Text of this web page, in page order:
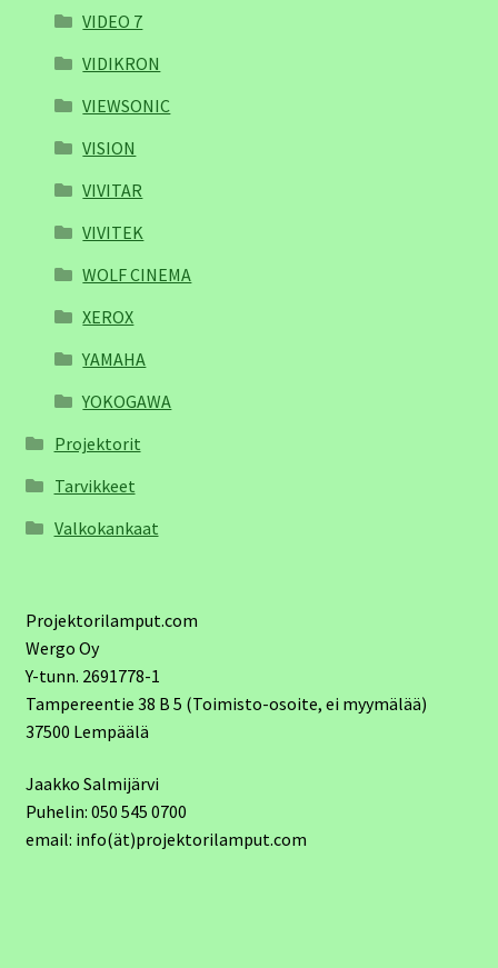
VIDEO 7
VIDIKRON
VIEWSONIC
VISION
VIVITAR
VIVITEK
WOLF CINEMA
XEROX
YAMAHA
YOKOGAWA
Projektorit
Tarvikkeet
Valkokankaat
Projektorilamput.com
Wergo Oy
Y-tunn. 2691778-1
Tampereentie 38 B 5 (Toimisto-osoite, ei myymälää)
37500 Lempäälä
Jaakko Salmijärvi
Puhelin: 050 545 0700
email: info(ät)projektorilamput.com